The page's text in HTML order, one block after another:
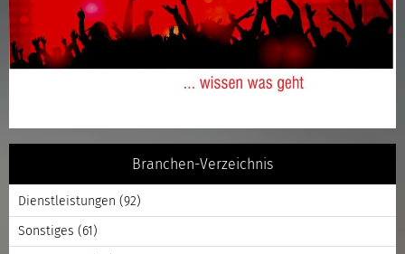
Branchen-Verzeichnis
Dienstleistungen (92)
Sonstiges (61)